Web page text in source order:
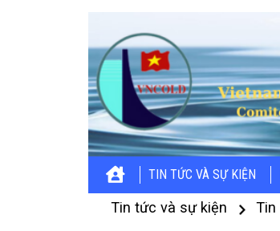
TIN TỨC VÀ SỰ KIỆN
Tin tức và sự kiện Tin